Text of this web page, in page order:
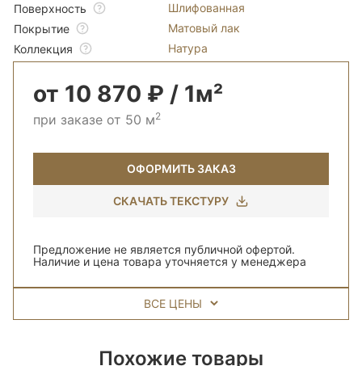
Поверхность
Шлифованная
Покрытие
Матовый лак
Коллекция
Натура
от 10 870 ₽ / 1м²
при заказе от 50 м2
ОФОРМИТЬ ЗАКАЗ
СКАЧАТЬ ТЕКСТУРУ
Предложение не является публичной офертой.
Наличие и цена товара уточняется у менеджера
ВСЕ ЦЕНЫ
Похожие товары